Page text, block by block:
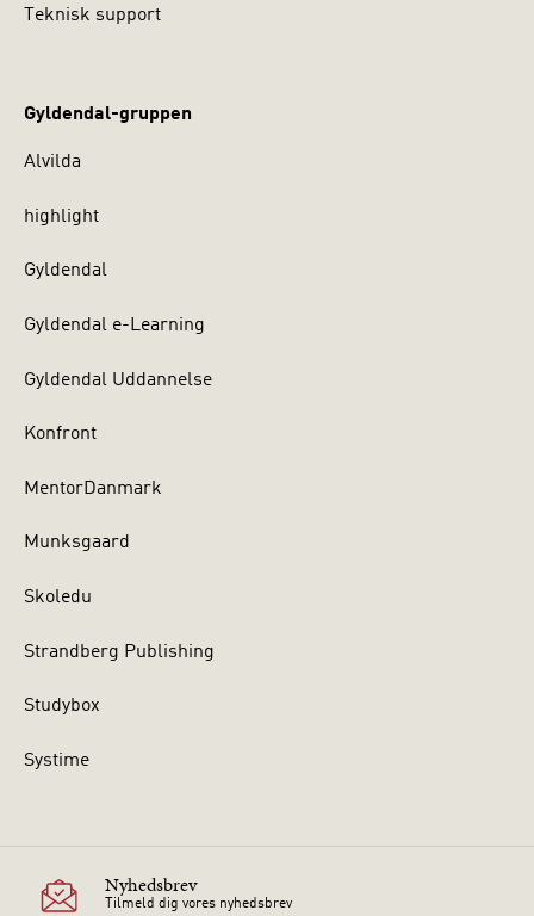
Teknisk support
Gyldendal-gruppen
Alvilda
highlight
Gyldendal
Gyldendal e-Learning
Gyldendal Uddannelse
Konfront
MentorDanmark
Munksgaard
Skoledu
Strandberg Publishing
Studybox
Systime
Nyhedsbrev
Tilmeld dig vores nyhedsbrev